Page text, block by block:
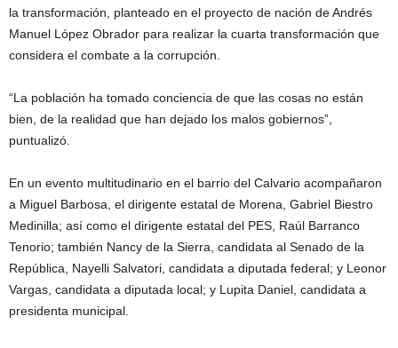
la transformación, planteado en el proyecto de nación de Andrés
Manuel López Obrador para realizar la cuarta transformación que
considera el combate a la corrupción.
“La población ha tomado conciencia de que las cosas no están
bien, de la realidad que han dejado los malos gobiernos”,
puntualizó.
En un evento multitudinario en el barrio del Calvario acompañaron
a Miguel Barbosa, el dirigente estatal de Morena, Gabriel Biestro
Medinilla; así como el dirigente estatal del PES, Raúl Barranco
Tenorio; también Nancy de la Sierra, candidata al Senado de la
República, Nayelli Salvatori, candidata a diputada federal; y Leonor
Vargas, candidata a diputada local; y Lupita Daniel, candidata a
presidenta municipal.